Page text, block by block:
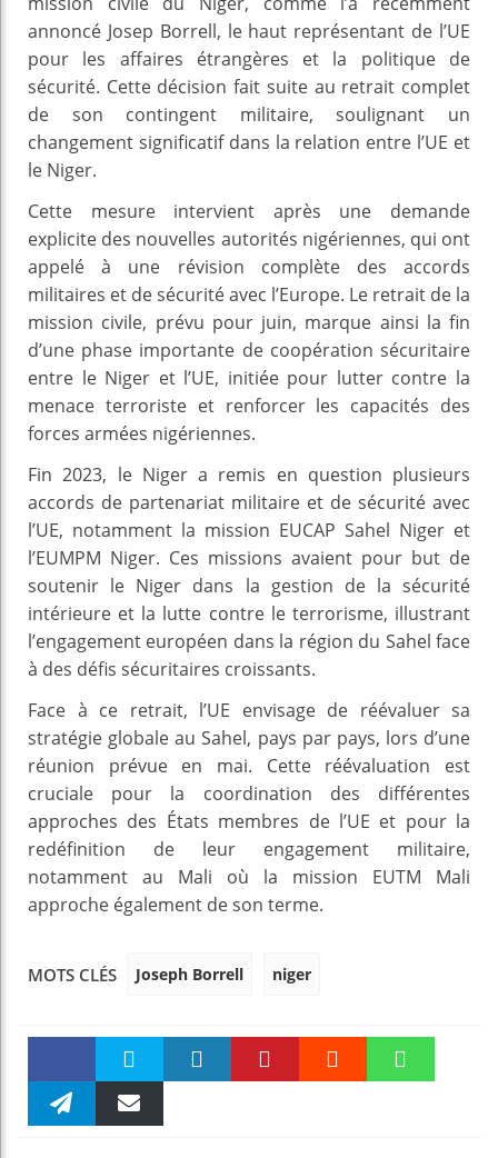
annoncé Josep Borrell, le haut représentant de l’UE
pour les affaires étrangères et la politique de
sécurité. Cette décision fait suite au retrait complet
de son contingent militaire, soulignant un
changement significatif dans la relation entre l’UE et
le Niger.
Cette mesure intervient après une demande
explicite des nouvelles autorités nigériennes, qui ont
appelé à une révision complète des accords
militaires et de sécurité avec l’Europe. Le retrait de la
mission civile, prévu pour juin, marque ainsi la fin
d’une phase importante de coopération sécuritaire
entre le Niger et l’UE, initiée pour lutter contre la
menace terroriste et renforcer les capacités des
forces armées nigériennes.
Fin 2023, le Niger a remis en question plusieurs
accords de partenariat militaire et de sécurité avec
l’UE, notamment la mission EUCAP Sahel Niger et
l’EUMPM Niger. Ces missions avaient pour but de
soutenir le Niger dans la gestion de la sécurité
intérieure et la lutte contre le terrorisme, illustrant
l’engagement européen dans la région du Sahel face
à des défis sécuritaires croissants.
Face à ce retrait, l’UE envisage de réévaluer sa
stratégie globale au Sahel, pays par pays, lors d’une
réunion prévue en mai. Cette réévaluation est
cruciale pour la coordination des différentes
approches des États membres de l’UE et pour la
redéfinition de leur engagement militaire,
notamment au Mali où la mission EUTM Mali
approche également de son terme.
MOTS CLÉS Joseph Borrell niger
Faceboo Twitter